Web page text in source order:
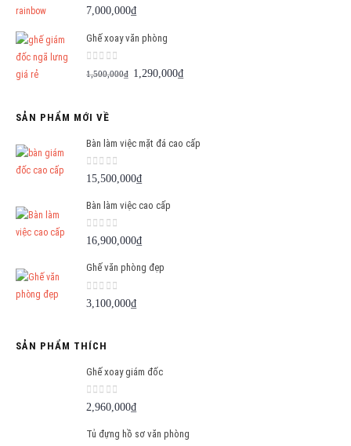
0 out of 5
7,000,000₫
Ghế xoay văn phòng
0 out of 5
1,500,000₫ Giá
1,290,000₫Giá
1,290,000₫.
SẢN PHẨM MỚI VỀ
Bàn làm việc mặt đá cao cấp
0 out of 5
15,500,000₫
Bàn làm việc cao cấp
0out of 5
16,900,000₫
Ghế văn phòng đẹp
0 out of 5
3,100,000₫
SẢN PHẨM THÍCH
Ghế xoay giám đốc
0 out of 5
2,960,000₫
Tủ đựng hồ sơ văn phòng